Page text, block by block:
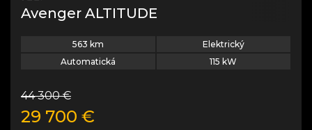
Avenger ALTITUDE
563 km
Elektrický
Automatická
115 kW
44 300€
29 700 €